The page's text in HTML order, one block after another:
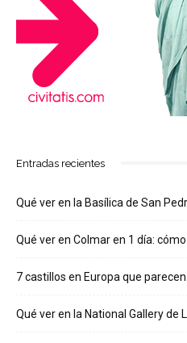
Entradas recientes
Qué ver en la Basílica de San
Qué ver en Colmar en 1 día:
7 castillos en Europa que
Qué ver en la National Gallery de